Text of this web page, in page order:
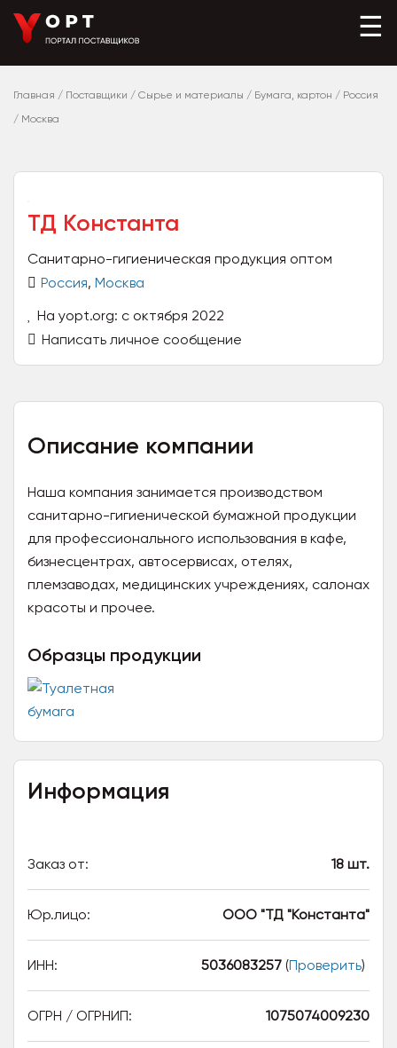
☰
Главная / Поставщики / Сырье и материалы / Бумага, картон / Россия
/ Москва
ТД Константа
Санитарно-гигиеническая продукция оптом
Россия, Москва
На yopt.org: с октября 2022
Написать личное сообщение
Описание компании
Наша компания занимается производством
санитарно-гигиенической бумажной продукции
для профессионального использования в кафе,
бизнесцентрах, автосервисах, отелях,
племзаводах, медицинских учреждениях, салонах
красоты и прочее.
Образцы продукции
Информация
Заказ от: 18 шт.
Юр.лицо: ООО "ТД "Константа"
ИНН: 5036083257 (Проверить)
ОГРН / ОГРНИП: 1075074009230